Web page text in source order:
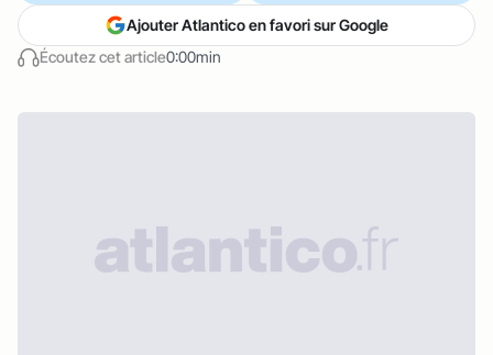
Écoutez cet article0:00min
Ajouter Atlantico en favori sur Google